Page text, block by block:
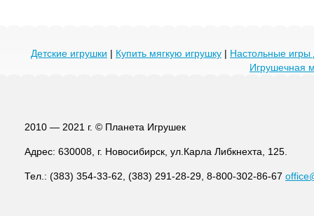
Детские игрушки | Купить мягкую игрушку | Настольные игры
Игрушечная
2010 — 2021 г. © Планета Игрушек
Адрес: 630008, г. Новосибирск, ул.Карла Либкнехта, 125.
Тел.: (383) 354-33-62, (383) 291-28-29, 8-800-302-86-67